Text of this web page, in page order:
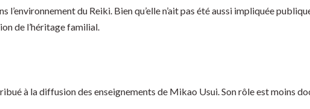
du Reiki. Bien qu’elle n’ait pas été aussi impliquée
de l’héritage familial.
à la diffusion des enseignements de Mikao Usui. Son rôle est moins